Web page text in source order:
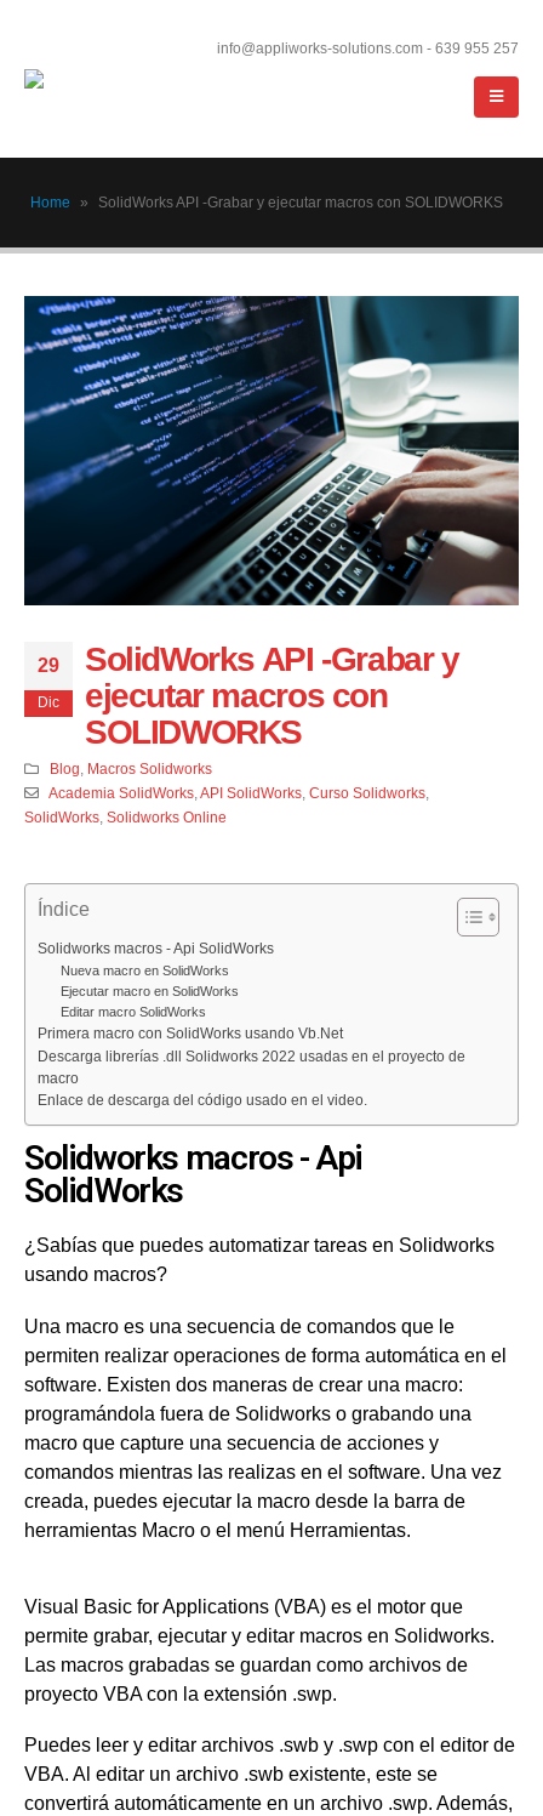
info@appliworks-solutions.com - 639 955 257
Home » SolidWorks API -Grabar y ejecutar macros con SOLIDWORKS
29
Dic
SolidWorks API -Grabar y
ejecutar macros con
SOLIDWORKS
Blog
Macros Solidworks
Academia SolidWorks, API SolidWorks, Curso Solidworks,
SolidWorks Solidworks Online
Índice
Solidworks macros - Api SolidWorks
Nueva macro en SolidWorks
Ejecutar macro en SolidWorks
Editar macro SolidWorks
Primera macro con SolidWorks usando Vb.Net
Descarga librerías .dll Solidworks 2022 usadas en el proyecto de
macro
Enlace de descarga del código usado en el video.
Solidworks macros - Api
SolidWorks
¿Sabías que puedes automatizar tareas en Solidworks
usando macros?
Una macro es una secuencia de comandos que le
permiten realizar operaciones de forma automática en el
software. Existen dos maneras de crear una macro:
programándola fuera de Solidworks o grabando una
macro que capture una secuencia de acciones y
comandos mientras las realizas en el software. Una vez
creada, puedes ejecutar la macro desde la barra de
herramientas Macro o el menú Herramientas.
Visual Basic for Applications (VBA) es el motor que
permite grabar, ejecutar y editar macros en Solidworks.
Las macros grabadas se guardan como archivos de
proyecto VBA con la extensión .swp.
Puedes leer y editar archivos .swb y .swp con el editor de
VBA. Al editar un archivo .swb existente, este se
convertirá automáticamente en un archivo .swp. Además,